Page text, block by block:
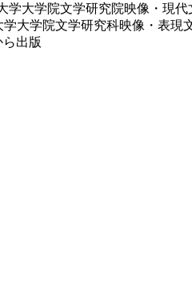
学大学院文学研究院映像・現
学大学院文学研究科映像・表現
出版